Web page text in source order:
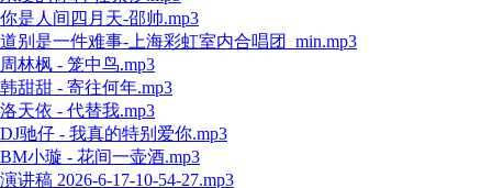
你是人间四月天-邵帅.mp3
道别是一件难事-上海彩虹室内合唱团_min.mp3
周林枫 - 笼中鸟.mp3
韩甜甜 - 寄往何年.mp3
洛天依 - 代替我.mp3
DJ驰仔 - 我真的特别爱你.mp3
BM小璇 - 花间一壶酒.mp3
演讲稿 2026-6-17-10-54-27.mp3